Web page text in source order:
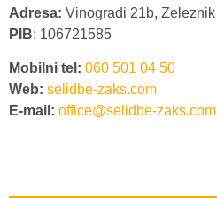
Adresa: Vinogradi 21b, Zeleznik
PIB: 106721585
Mobilni tel: 060 501 04 50
Web: selidbe-zaks.com
E-mail: office@selidbe-zaks.com